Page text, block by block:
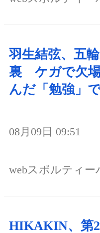
羽生結弦、五
裏 ケガで欠場
んだ「勉強」
08月09日 09:51
webスポルティー
HIKAKIN、第